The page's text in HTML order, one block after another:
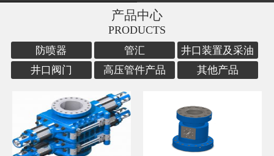
荣誉资质
联系我们
产品中心
PRODUCTS
防喷器 管汇
井口装置及采油
树
井口阀门 高压管件产品 其他产品